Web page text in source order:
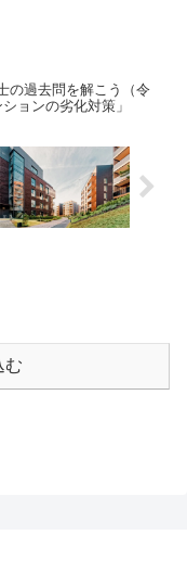
の過去問を解こう（令
ョンの劣化対策」
む